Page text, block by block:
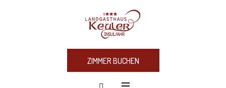
ZIMMER BUCHEN